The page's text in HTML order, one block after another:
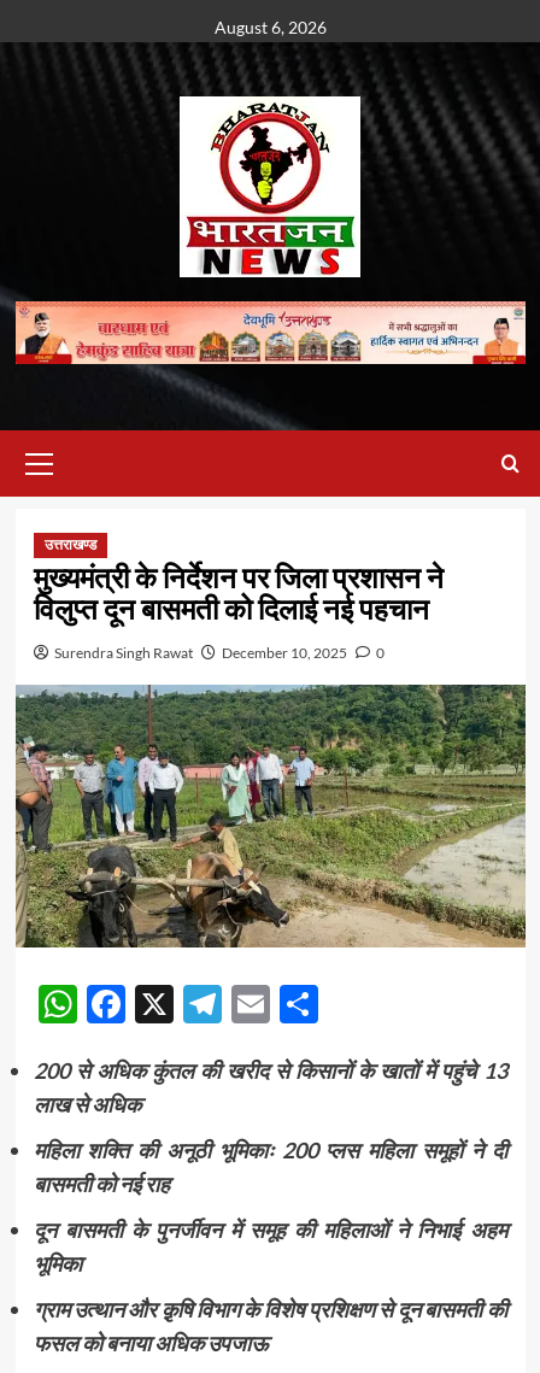
to
August 6, 2026
Menu
उत्तराखण्ड
मुख्यमंत्री के निर्देशन पर जिला प्रशासन ने
विलुप्त दून बासमती को दिलाई नई पहचान
Surendra Singh Rawat December 10, 2025 0
WhatsApp
Facebook
X Telegram
EmailShare
200 से अधिक कुंतल की खरीद से किसानों के खातों में पहुंचे 13
लाख से अधिक
महिला शक्ति की अनूठी भूमिकाः 200 प्लस महिला समूहों ने दी
बासमती को नई राह
दून बासमती के पुनर्जीवन में समूह की महिलाओं ने निभाई अहम
भूमिका
ग्राम उत्थान और क़ृषि विभाग के विशेष प्रशिक्षण से दून बासमती की
फसल को बनाया अधिक उपजाऊ